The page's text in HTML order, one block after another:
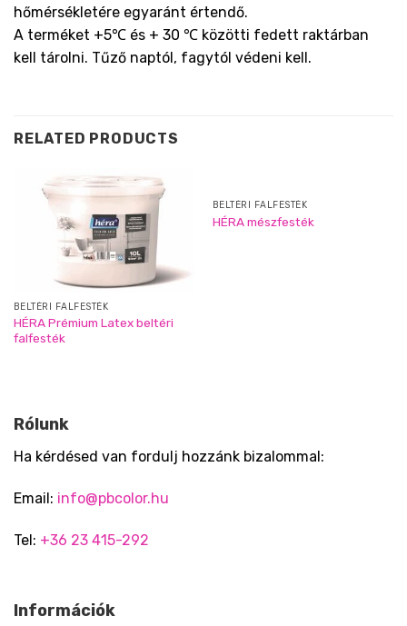
hőmérsékletére egyaránt értendő.
A terméket +5℃ és + 30 ℃ közötti fedett raktárban
kell tárolni. Tűző naptól, fagytól védeni kell.
RELATED PRODUCTS
BELTÉRI FALFESTÉK
HÉRA Prémium Latex beltéri
falfesték
BELTÉRI FALFESTÉK
HÉRA mészfesték
Rólunk
Ha kérdésed van fordulj hozzánk bizalommal:
Email: info@pbcolor.hu
Tel: +36 23 415-292
Információk